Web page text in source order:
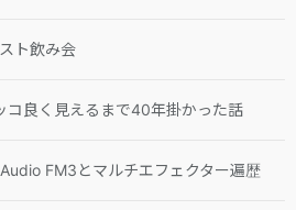
ト飲み会
コ良く見えるまで40年掛かった話
FM3とマルチエフェクター遍歴